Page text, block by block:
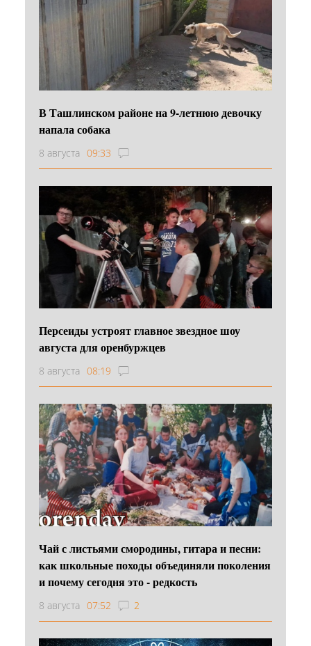
В Ташлинском районе на 9-летнюю девочку
напала собака
8 августа 09:33
Персеиды устроят главное звездное шоу
августа для оренбуржцев
8 августа 08:19
Чай с листьями смородины, гитара и песни:
как школьные походы объединяли поколения
и почему сегодня это - редкость
8 августа 07:52 2